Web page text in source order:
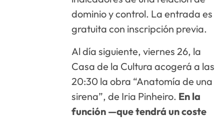
dominio y control. La entrada es
gratuita con inscripción previa.
Al día siguiente, viernes 26, la
Casa de la Cultura acogerá a las
20:30 la obra “Anatomía de una
sirena”, de Iria Pinheiro. En la
función —que tendrá un coste